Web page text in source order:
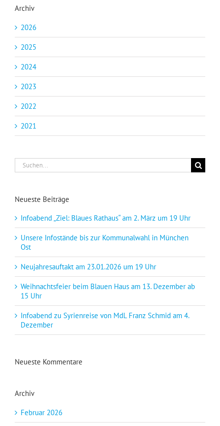
Archiv
2026
2025
2024
2023
2022
2021
Suche
nach:
Neueste Beiträge
Infoabend „Ziel: Blaues Rathaus“ am 2. März um 19 Uhr
Unsere Infostände bis zur Kommunalwahl in München
Ost
Neujahresauftakt am 23.01.2026 um 19 Uhr
Weihnachtsfeier beim Blauen Haus am 13. Dezember ab
15 Uhr
Infoabend zu Syrienreise von MdL Franz Schmid am 4.
Dezember
Neueste Kommentare
Archiv
Februar 2026